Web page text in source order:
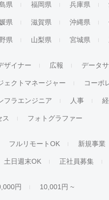
県 福岡県 兵庫県
県 滋賀県 沖縄県
県 山梨県 宮城県
ザイナー 広報 データ
ェクトマネージャー コーポ
フラエンジニア 人事
ス フォトグラファー
フルリモートOK 新規事業
土日週末OK 正社員募集
円 10,001円 ~